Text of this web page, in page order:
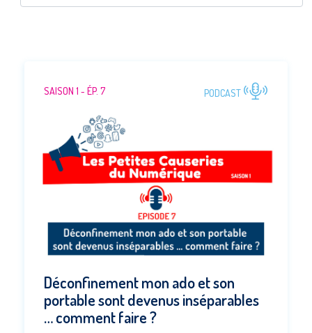
SAISON 1 - ÉP. 7 PODCAST
Déconfinement mon ado et son
portable sont devenus inséparables
… comment faire ?